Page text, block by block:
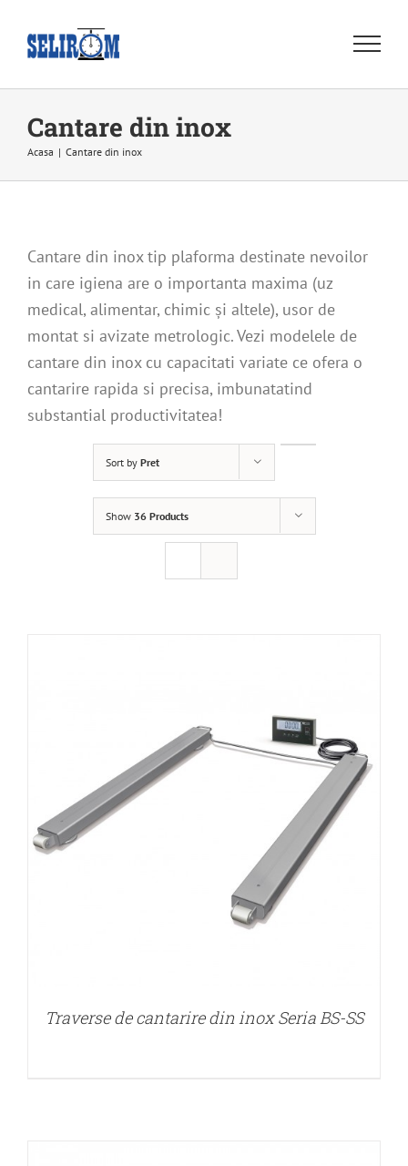
content
Cantare din inox
Acasa | Cantare din inox
Cantare din inox tip plaforma destinate nevoilor
in care igiena are o importanta maxima (uz
medical, alimentar, chimic și altele), usor de
montat si avizate metrologic. Vezi modelele de
cantare din inox cu capacitati variate ce ofera o
cantarire rapida si precisa, imbunatatind
substantial productivitatea!
Sort by Pret
Show 36 Products
Traverse de cantarire din inox Seria BS-SS